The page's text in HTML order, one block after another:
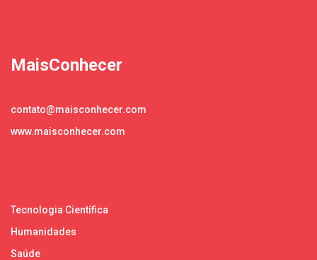
MaisConhecer
contato@maisconhecer.com
www.maisconhecer.com
Tecnologia Científica
Humanidades
Saúde